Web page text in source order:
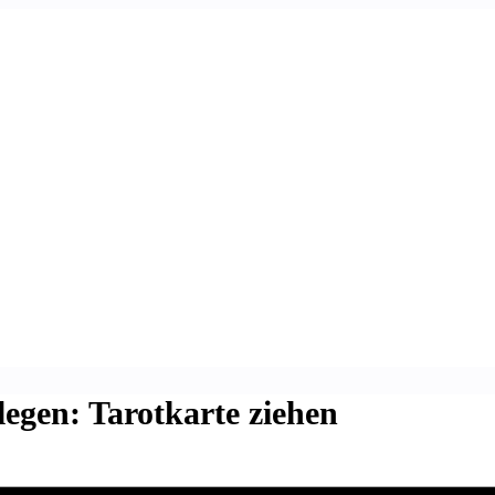
Tarotkarte ziehen